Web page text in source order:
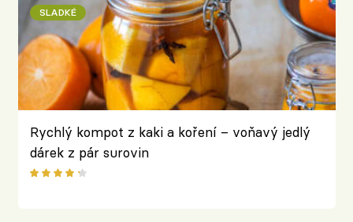
SLADKÉ
Rychlý kompot z kaki a koření – voňavý jedlý
dárek z pár surovin